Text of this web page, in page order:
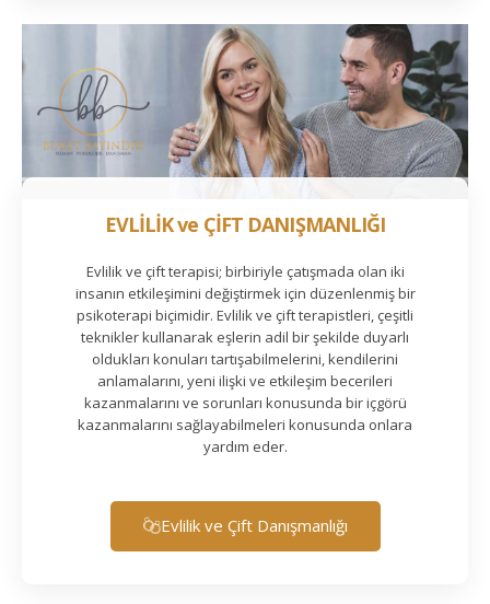
EVLİLİK ve ÇİFT DANIŞMANLIĞI
Evlilik ve çift terapisi; birbiriyle çatışmada olan iki
insanın etkileşimini değiştirmek için düzenlenmiş bir
psikoterapi biçimidir. Evlilik ve çift terapistleri, çeşitli
teknikler kullanarak eşlerin adil bir şekilde duyarlı
oldukları konuları tartışabilmelerini, kendilerini
anlamalarını, yeni ilişki ve etkileşim becerileri
kazanmalarını ve sorunları konusunda bir içgörü
kazanmalarını sağlayabilmeleri konusunda onlara
yardım eder.
Evlilik ve Çift Danışmanlığı